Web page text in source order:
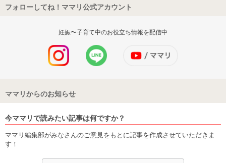
フォローしてね！ママリ公式アカウント
妊娠〜子育て中のお役立ち情報を配信中
ママリからのお知らせ
今ママリで読みたい記事は何ですか？
ママリ編集部がみなさんのご意見をもとに記事を作成させていただきま
す！